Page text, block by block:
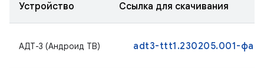
Устройство Ссылка для скачивания
АДТ-3 (Андроид ТВ) adt3-ttt1.230205.001-